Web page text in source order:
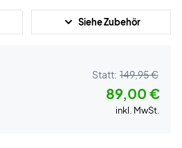
Siehe Zubehör
Statt: 149,95 €
89,00 €
inkl. MwSt.